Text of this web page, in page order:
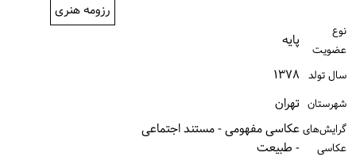
رزومه هنری
نوع
عضویت
پایه
سال تولد ۱۳۷۸
شهرستان تهران
گرایش‌های
عکاسی
عکاسی مفهومی - مستند اجتماعی
- طبیعت